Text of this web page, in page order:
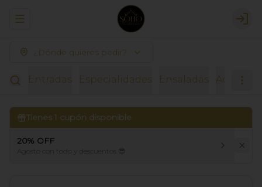
Abrir menu de navegación
¿Dónde quieres pedir?
Entradas Especialidades Ensaladas
Tienes 1 cupón disponible
20% OFF
Agosto con todo y descuentos 😎